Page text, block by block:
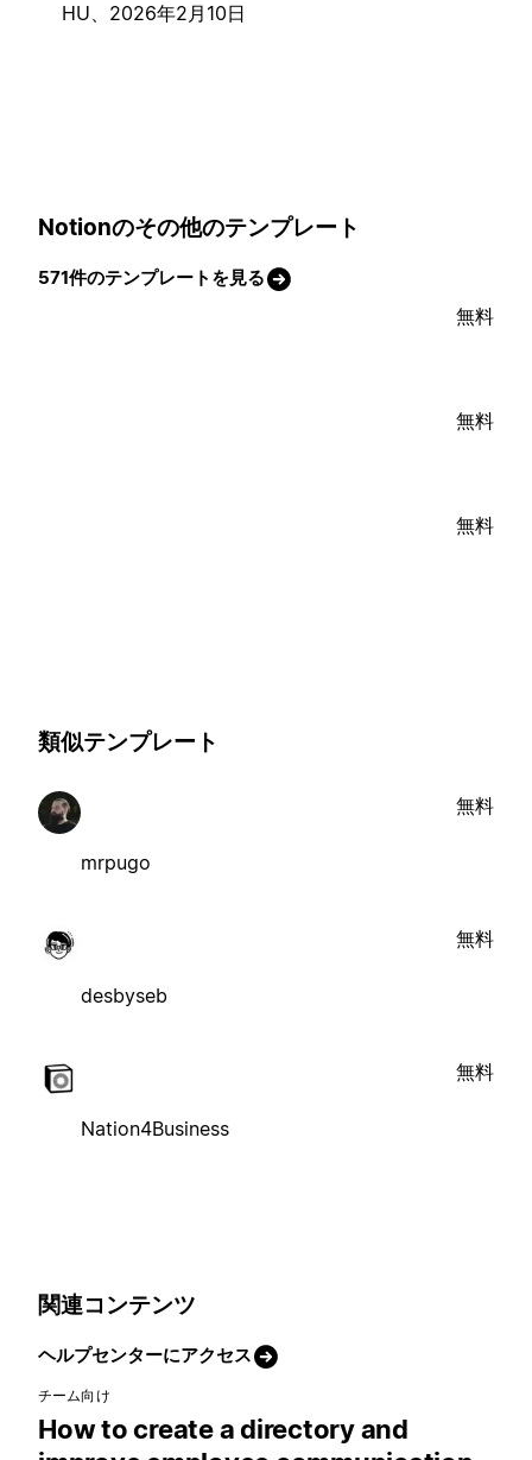
HU、 2026年2月10日
Notionのその他のテンプレート
571件のテンプレートを見る
無料
無料
無料
類似テンプレート
mrpugo
無料
desbyseb
無料
Nation4Business
無料
関連コンテンツ
ヘルプセンターにアクセス
チーム向け
How to create a directory and